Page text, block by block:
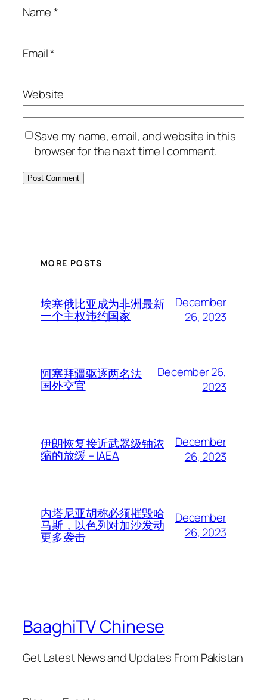
Name*
Email*
Website
Save my name, email, and website in this
browser for the next time I comment.
MORE POSTS
埃塞俄比亚成为非洲最新
一个主权违约国家
December
26, 2023
阿塞拜疆驱逐两名法
国外交官
December 26,
2023
伊朗恢复接近武器级铀浓
缩的放缓 – IAEA
December
26, 2023
内塔尼亚胡称必须摧毁哈
马斯，以色列对加沙发动
更多袭击
December
26, 2023
BaaghiTV Chinese
Get Latest News and Updates From Pakistan